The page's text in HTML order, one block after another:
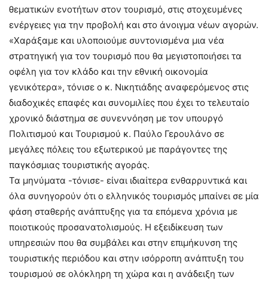
θεματικών ενοτήτων στον τουρισμό, στις στοχευμένες
ενέργειες για την προβολή και στο άνοιγμα νέων αγορών.
«Χαράξαμε και υλοποιούμε συντονισμένα μια νέα
στρατηγική για τον τουρισμό που θα μεγιστοποιήσει τα
οφέλη για τον κλάδο και την εθνική οικονομία
γενικότερα», τόνισε ο κ. Νικητιάδης αναφερόμενος στις
διαδοχικές επαφές και συνομιλίες που έχει το τελευταίο
χρονικό διάστημα σε συνεννόηση με τον υπουργό
Πολιτισμού και Τουρισμού κ. Παύλο Γερουλάνο σε
μεγάλες πόλεις του εξωτερικού με παράγοντες της
παγκόσμιας τουριστικής αγοράς.
Τα μηνύματα -τόνισε- είναι ιδιαίτερα ενθαρρυντικά και
όλα συνηγορούν ότι ο ελληνικός τουρισμός μπαίνει σε μία
φάση σταθερής ανάπτυξης για τα επόμενα χρόνια με
ποιοτικούς προσανατολισμούς. Η εξειδίκευση των
υπηρεσιών που θα συμβάλει και στην επιμήκυνση της
τουριστικής περιόδου και στην ισόρροπη ανάπτυξη του
τουρισμού σε ολόκληρη τη χώρα και η ανάδειξη των